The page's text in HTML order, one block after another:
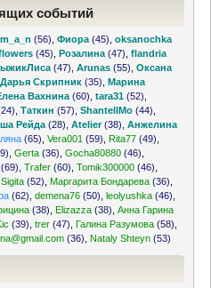
событий
(56) ,Фиора (45) ,oksanochka
(45) ,Розалина (47) ,flandria
(47) ,Arunas (55) ,Оксана
,Дарья Скрипник (35) ,Марина
Вахнина (60) ,tara31 (52)
,Таткин (57) ,ShantellMo (44)
Рейда (28) ,Atelier(38) ,Анжелина
(65) ,Vera001 (59) Rita77 (49)
,Gerta (36) ,Gocha80880 (46)
(69) ,Trafer (60) ,Tomik300000 (46)
,Sigita (52) Маргарита Бондарева (36)
(62) ,demena76 (50) ,leolyushka (46)
(38) Elizazza (38) ,Анна Гарина
(39) ,trer (47) Галина Разумова (58)
(36) Nataly Shteyn (53)